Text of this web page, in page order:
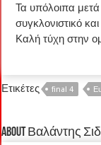
Τα υπόλοιπα μετά
συγκλονιστικό
Καλή τύχη στην
Ετικέτες final 4
About Βαλάντης